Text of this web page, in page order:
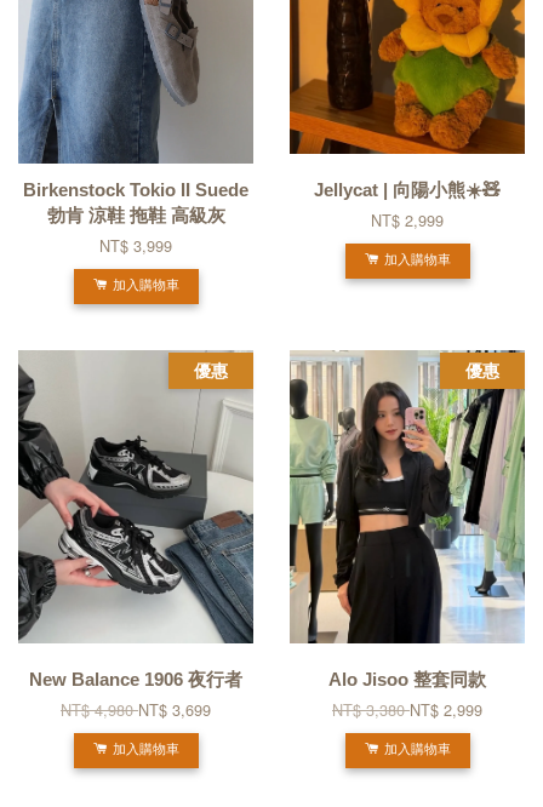
Birkenstock Tokio II Suede
勃肯 涼鞋 拖鞋 高級灰
NT$ 3,999
加入購物車
Jellycat | 向陽小熊☀️🧸
NT$ 2,999
加入購物車
優惠
New Balance 1906 夜行者
NT$ 4,980NT$ 3,699
加入購物車
優惠
Alo Jisoo 整套同款
NT$ 3,380NT$ 2,999
加入購物車